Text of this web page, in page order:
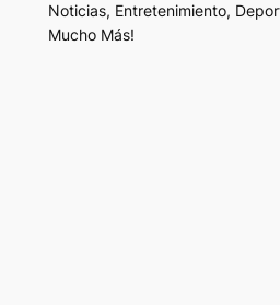
Noticias, Entretenimiento,
Mucho Más!